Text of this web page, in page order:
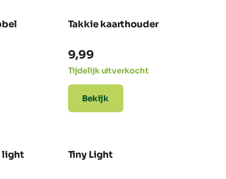
25% SALE Takkie kaarthouder
9,99
Tijdelijk uitverkocht
Bekijk
light Tiny Light